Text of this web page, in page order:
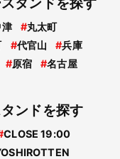
#丸太町
#代官山 #兵庫
#原宿 #名古屋
ンドを探す
CLOSE 19:00